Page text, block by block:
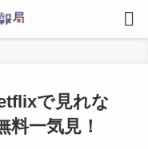
で見れな
料一気見！